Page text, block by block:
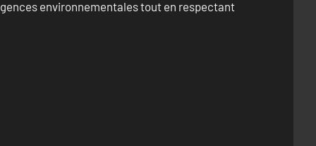
environnementales tout en respectant